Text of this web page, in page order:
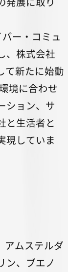
ー・コミュ
、株式会社
て新たに始動
境に合わせ
ション、サ
と生活者と
現していま
アムステルダ
ン、ブエノ